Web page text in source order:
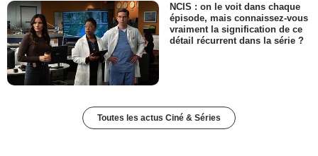
NCIS : on le voit dans chaque
épisode, mais connaissez-vous
vraiment la signification de ce
détail récurrent dans la série ?
Toutes les actus Ciné & Séries